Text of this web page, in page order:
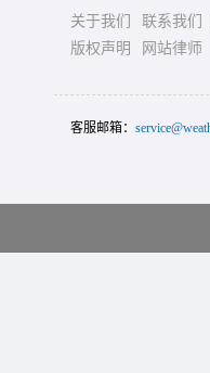
关于我们 联系我们
版权声明
网站律师
客服邮箱：